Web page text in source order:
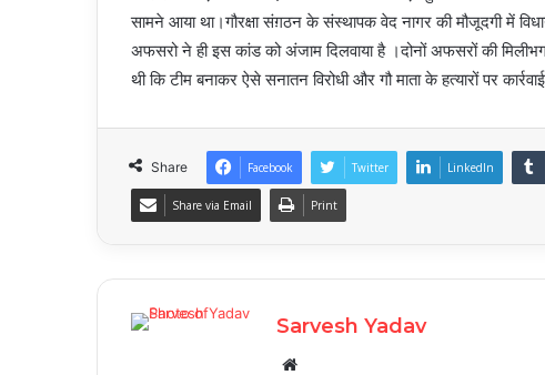
सामने आया था।गौरक्षा संग़ठन के संस्थापक वेद नागर की मौजूदगी में
अफसरो ने ही इस कांड को अंजाम दिलवाया है ।दोनों अफसरों की
थी कि टीम बनाकर ऐसे सनातन विरोधी और गौ माता के हत्यारों पर कार्रवाई
Share Facebook Twitter LinkedIn
Share via Email Print
Sarvesh Yadav
Website